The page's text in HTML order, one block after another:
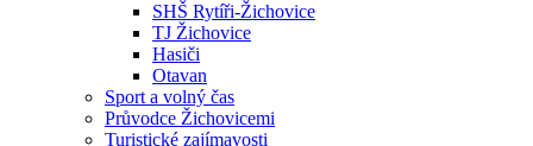
SHŠ Rytíři-Žichovice
TJ Žichovice
Hasiči
Otavan
Sport a volný čas
Průvodce Žichovicemi
Turistické zajímavosti